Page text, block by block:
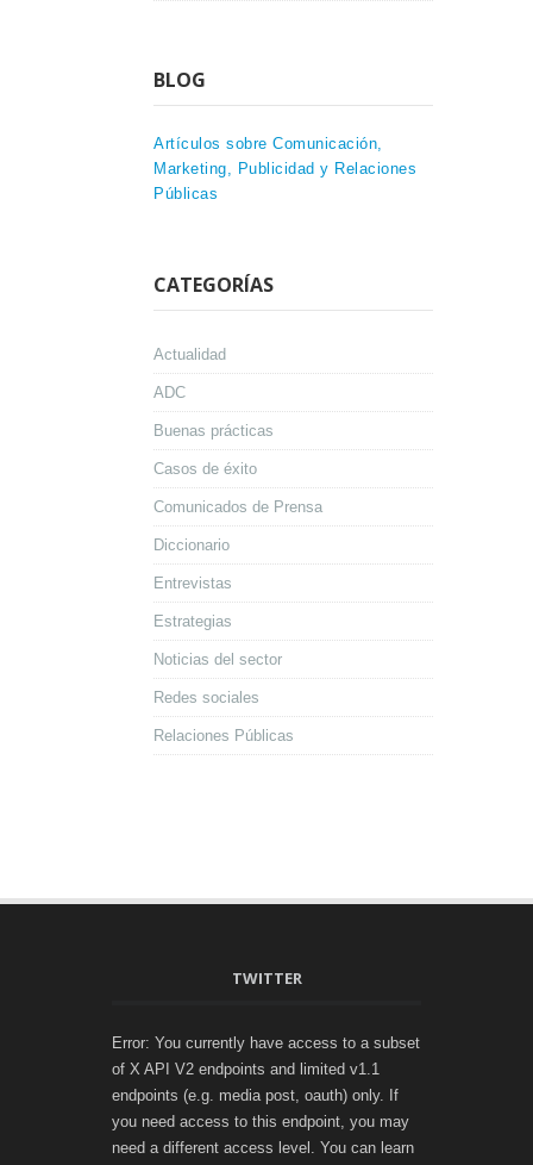
BLOG
Artículos sobre Comunicación,
Marketing, Publicidad y Relaciones
Públicas
CATEGORÍAS
Actualidad
ADC
Buenas prácticas
Casos de éxito
Comunicados de Prensa
Diccionario
Entrevistas
Estrategias
Noticias del sector
Redes sociales
Relaciones Públicas
TWITTER
Error: You currently have access to a subset
of X API V2 endpoints and limited v1.1
endpoints (e.g. media post, oauth) only. If
you need access to this endpoint, you may
need a different access level. You can learn